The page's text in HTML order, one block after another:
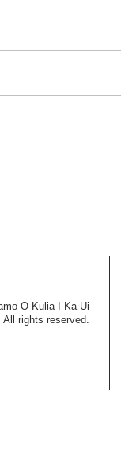
O Kulia I Ka Ui
All rights reserved.